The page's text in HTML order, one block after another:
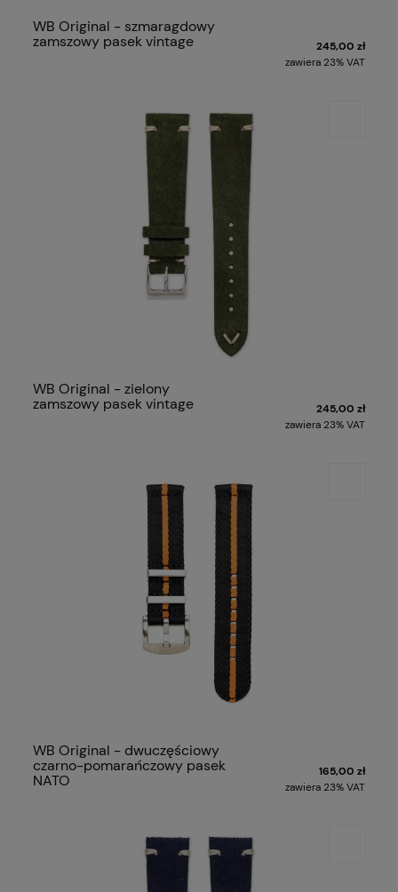
WB Original - szmaragdowy
zamszowy pasek vintage
245,00 zł
zawiera 23% VAT
WB Original - zielony
zamszowy pasek vintage
245,00 zł
zawiera 23% VAT
WB Original - dwuczęściowy
czarno-pomarańczowy pasek
NATO
165,00 zł
zawiera 23% VAT